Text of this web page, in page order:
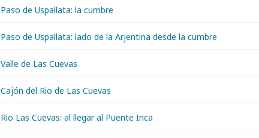
Paso de Uspallata: la cumbre
Paso de Uspallata: lado de la Arjentina desde la cumbre
Valle de Las Cuevas
Cajón del Rio de Las Cuevas
Rio Las Cuevas: al llegar al Puente Inca